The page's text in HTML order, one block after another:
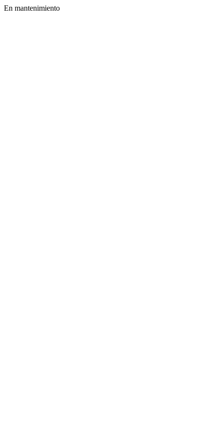
En mantenimiento